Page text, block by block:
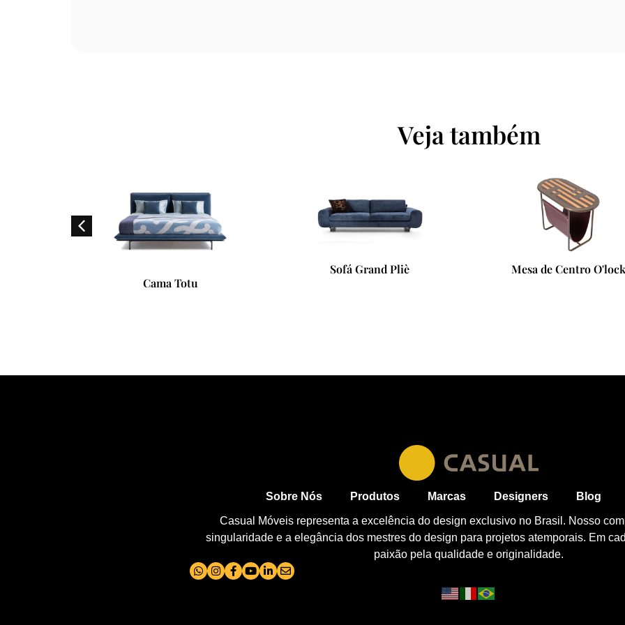
Veja também
Mesa de Centro O'lock Cadeira Ottavia
Sobre Nós Produtos Marcas Designers Blog
Casual Móveis representa a excelência do design exclusivo no Brasil. Nosso
singularidade e a elegância dos mestres do design para projetos atemporais. Em
paixão pela qualidade e originalidade.